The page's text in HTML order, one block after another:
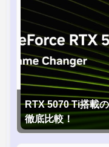
RTX 5070 Ti搭載
徹底比較！